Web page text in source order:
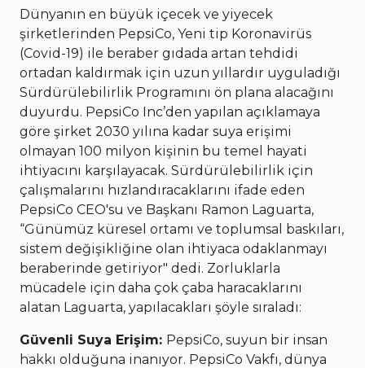
Dünyanın en büyük içecek ve yiyecek
şirketlerinden PepsiCo, Yeni tip Koronavirüs
(Covid-19) ile beraber gıdada artan tehdidi
ortadan kaldırmak için uzun yıllardır uyguladığı
Sürdürülebilirlik Programını ön plana alacağını
duyurdu. PepsiCo Inc’den yapılan açıklamaya
göre şirket 2030 yılına kadar suya erişimi
olmayan 100 milyon kişinin bu temel hayati
ihtiyacını karşılayacak. Sürdürülebilirlik için
çalışmalarını hızlandıracaklarını ifade eden
PepsiCo CEO'su ve Başkanı Ramon Laguarta,
“Günümüz küresel ortamı ve toplumsal baskıları,
sistem değişikliğine olan ihtiyaca odaklanmayı
beraberinde getiriyor" dedi. Zorluklarla
mücadele için daha çok çaba haracaklarını
alatan Laguarta, yapılacakları şöyle sıraladı:
Güvenli Suya Erişim: PepsiCo, suyun bir insan
hakkı olduğuna inanıyor. PepsiCo Vakfı, dünya